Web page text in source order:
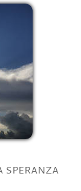
SPERANZA